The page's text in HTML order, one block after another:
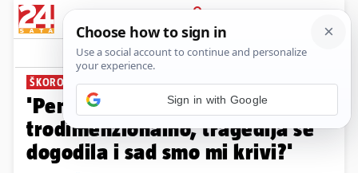
PRIJAVA
News Komentari
ŠKORO O RADIKALIZACIJI:
'Penava je pokušao to sagledati
trodimenzionalno, tragedija se
dogodila i sad smo mi krivi?'
Sign in with Google